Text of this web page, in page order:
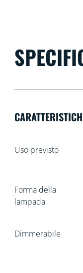
Uso previsto
Forma della
lampada
Dimmerabile